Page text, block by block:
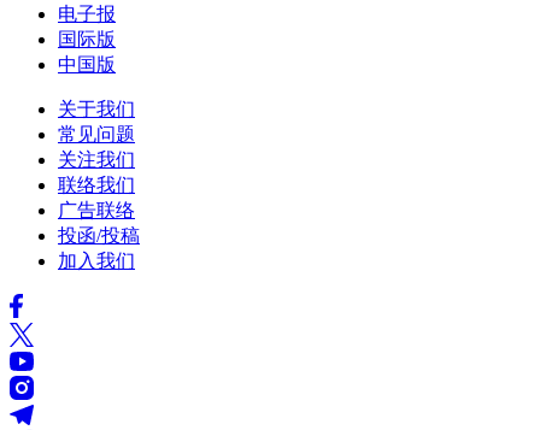
电子报
国际版
中国版
关于我们
常见问题
关注我们
联络我们
广告联络
投函/投稿
加入我们